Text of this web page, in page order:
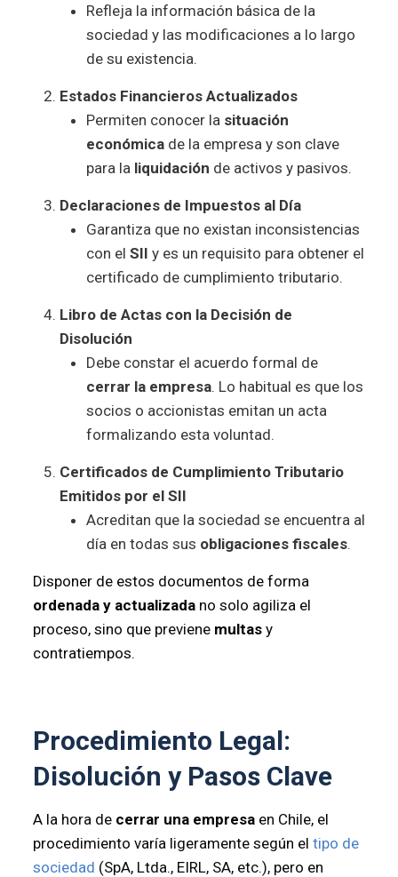
Refleja la información básica de la
sociedad y las modificaciones a lo largo
de su existencia.
Estados Financieros Actualizados
Permiten conocer la situación
económicade la empresa y son clave
para la liquidación de activos y pasivos.
Declaraciones de Impuestos al Día
Garantiza que no existan inconsistencias
con el SII y es un requisito para obtener el
certificado de cumplimiento tributario.
Libro de Actas con la Decisión de
Disolución
Debe constar el acuerdo formal de
cerrar la empresa. Lo habitual es que los
socios o accionistas emitan un acta
formalizando esta voluntad.
Certificados de Cumplimiento Tributario
Emitidos por el SII
Acreditan que la sociedad se encuentra al
día en todas sus obligaciones fiscales.
Disponer de estos documentos de forma
ordenada y actualizadano solo agiliza el
proceso, sino que previene multasy
contratiempos.
Procedimiento Legal:
Disolución y Pasos Clave
A la hora de cerrar una empresaen Chile, el
procedimiento varía ligeramente según el tipo de
sociedad (SpA, Ltda., EIRL, SA, etc.), pero en